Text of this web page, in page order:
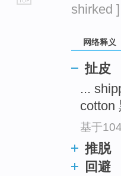
shirked ]
网络释义
扯皮
...
cotton
基于
推脱
回避